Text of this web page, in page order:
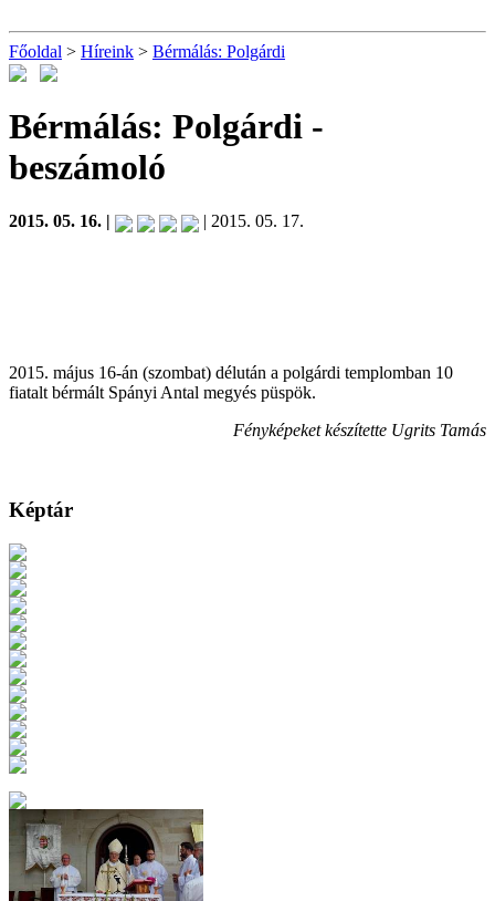
Főoldal > Híreink > Bérmálás: Polgárdi
Bérmálás: Polgárdi -
beszámoló
2015. 05. 16. | | 2015. 05. 17.
2015. május 16-án (szombat) délután a polgárdi templomban 10
fiatalt bérmált Spányi Antal megyés püspök.
Fényképeket készítette Ugrits Tamás
Képtár